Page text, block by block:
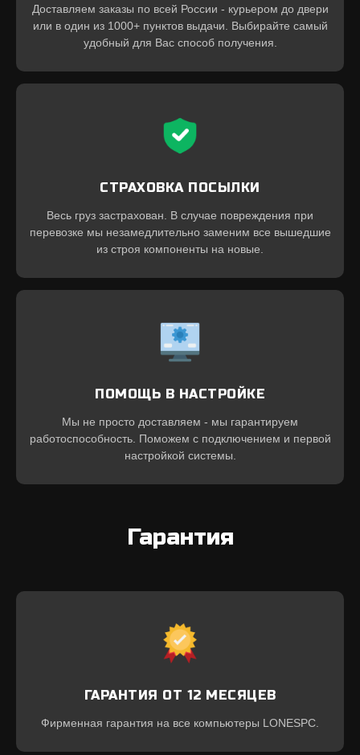
Доставляем заказы по всей России - курьером до двери
или в один из 1000+ пунктов выдачи. Выбирайте самый
удобный для Вас способ получения.
СТРАХОВКА ПОСЫЛКИ
Весь груз застрахован. В случае повреждения при
перевозке мы незамедлительно заменим все вышедшие
из строя компоненты на новые.
ПОМОЩЬ В НАСТРОЙКЕ
Мы не просто доставляем - мы гарантируем
работоспособность. Поможем с подключением и первой
настройкой системы.
Гарантия
ГАРАНТИЯ ОТ 12 МЕСЯЦЕВ
Фирменная гарантия на все компьютеры LONESPC.